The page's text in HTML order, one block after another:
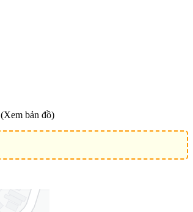
(Xem bản đồ)